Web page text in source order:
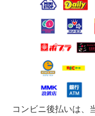
コンビニ後払いは、